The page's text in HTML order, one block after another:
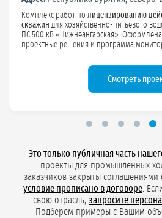
Комплекс работ по поиску, разведке и
пресных вод с расчётным расходом до 100 м³/сутки. Мы выполнили
бурение эксплуатационной скважины,
первого подъёма, провели площадную геофизику, подготовили
лицензию на хозяйственно-питьевое
аэровокзального комплекса.
Что было
Это только публичная часть
проекты для промышленных
заказчиков закрыты соглашениями
условие прописано в договоре.
свою отрасль, запросите
Подберём примеры с Вашим